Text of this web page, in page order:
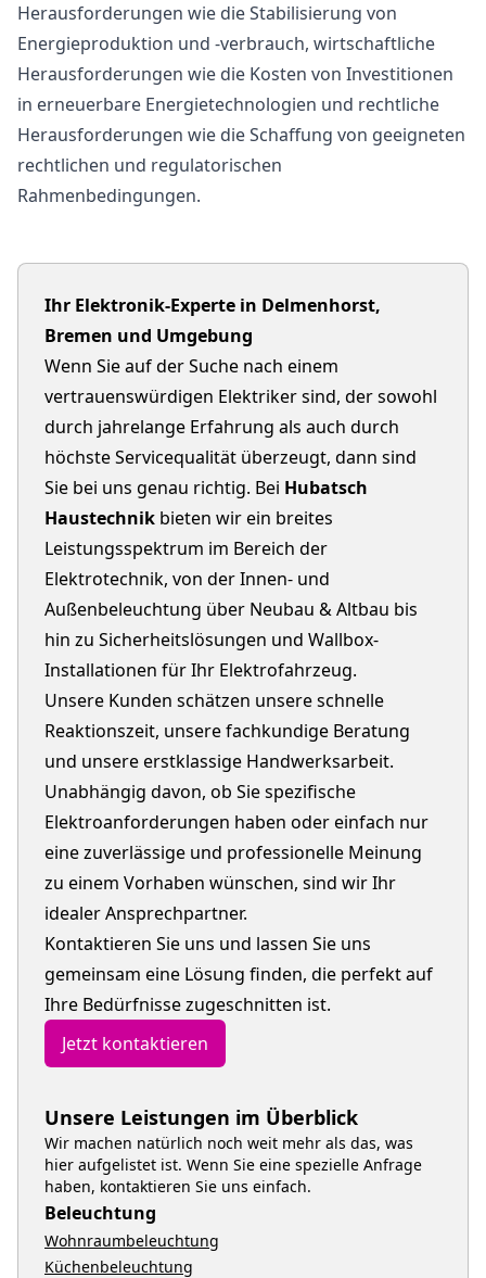
Herausforderungen wie die Stabilisierung von
Energieproduktion und -verbrauch, wirtschaftliche
Herausforderungen wie die Kosten von Investitionen
in erneuerbare Energietechnologien und rechtliche
Herausforderungen wie die Schaffung von geeigneten
rechtlichen und regulatorischen
Rahmenbedingungen.
Ihr Elektronik-Experte in Delmenhorst,
Bremen und Umgebung
Wenn Sie auf der Suche nach einem
vertrauenswürdigen Elektriker sind, der sowohl
durch jahrelange Erfahrung als auch durch
höchste Servicequalität überzeugt, dann sind
Sie bei uns genau richtig. Bei Hubatsch
Haustechnik bieten wir ein breites
Leistungsspektrum im Bereich der
Elektrotechnik, von der Innen- und
Außenbeleuchtung über Neubau & Altbau bis
hin zu Sicherheitslösungen und Wallbox-
Installationen für Ihr Elektrofahrzeug.
Unsere Kunden schätzen unsere schnelle
Reaktionszeit, unsere fachkundige Beratung
und unsere erstklassige Handwerksarbeit.
Unabhängig davon, ob Sie spezifische
Elektroanforderungen haben oder einfach nur
eine zuverlässige und professionelle Meinung
zu einem Vorhaben wünschen, sind wir Ihr
idealer Ansprechpartner.
Kontaktieren Sie uns und lassen Sie uns
gemeinsam eine Lösung finden, die perfekt auf
Ihre Bedürfnisse zugeschnitten ist.
Jetzt kontaktieren
Unsere Leistungen im Überblick
Wir machen natürlich noch weit mehr als das, was
hier aufgelistet ist. Wenn Sie eine spezielle Anfrage
haben, kontaktieren Sie uns einfach.
Beleuchtung
Wohnraumbeleuchtung
Küchenbeleuchtung